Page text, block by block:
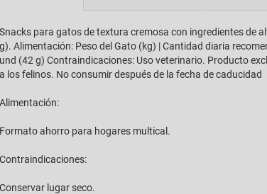
Snacks para gatos de textura cremosa con ingredientes de
g). Alimentación: Peso del Gato (kg) | Cantidad diaria
und (42 g) Contraindicaciones: Uso veterinario. Producto
a los felinos. No consumir después de la fecha de caducidad
Alimentación:
Formato ahorro para hogares multical.
Contraindicaciones:
Conservar lugar seco.